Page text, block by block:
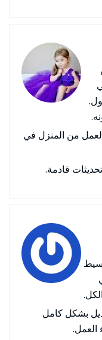
من المنزل في
قادمة.
بشكل كامل
العمل.